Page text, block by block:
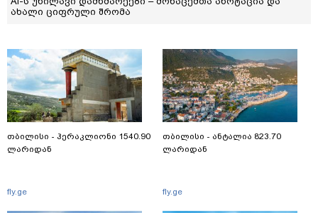
ახალი ციფრული შრომა
თბილისი - ჰერაკლიონი 1540.90
ლარიდან
fly.ge
თბილისი - ანტალია 823.70
ლარიდან
fly.ge